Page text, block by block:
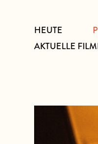
HEUTE
AKTUELLE